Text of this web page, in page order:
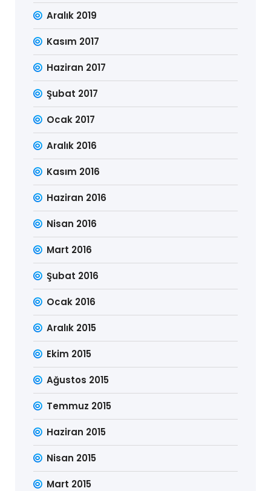
Aralık 2019
Kasım 2017
Haziran 2017
Şubat 2017
Ocak 2017
Aralık 2016
Kasım 2016
Haziran 2016
Nisan 2016
Mart 2016
Şubat 2016
Ocak 2016
Aralık 2015
Ekim 2015
Ağustos 2015
Temmuz 2015
Haziran 2015
Nisan 2015
Mart 2015